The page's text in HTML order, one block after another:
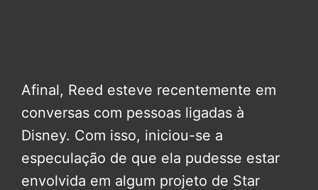
Afinal, Reed esteve recentemente em
conversas com pessoas ligadas à
Disney. Com isso, iniciou-se a
especulação de que ela pudesse estar
envolvida em algum projeto de Star